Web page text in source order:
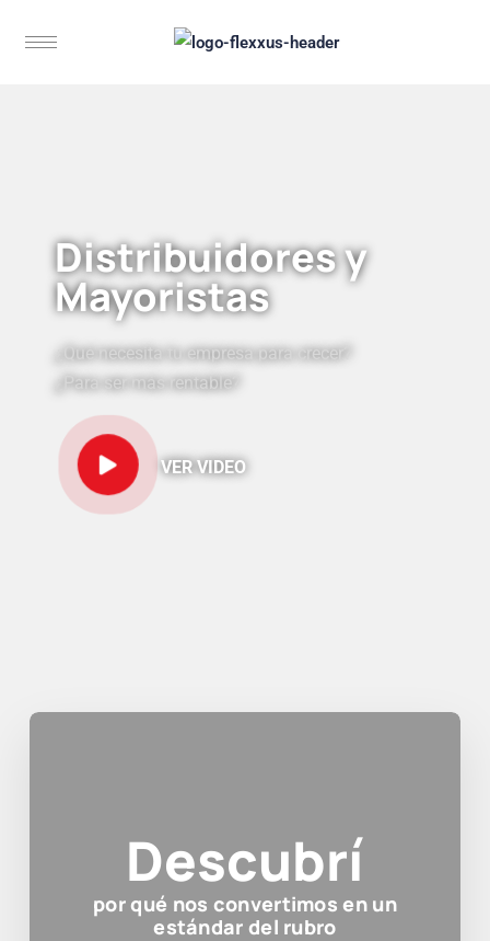
Distribuidores y
Mayoristas
¿Qué necesita tu empresa para crecer?
¿Para ser más rentable?
VER VIDEO
Descubrí
por qué nos convertimos en un
estándar del rubro